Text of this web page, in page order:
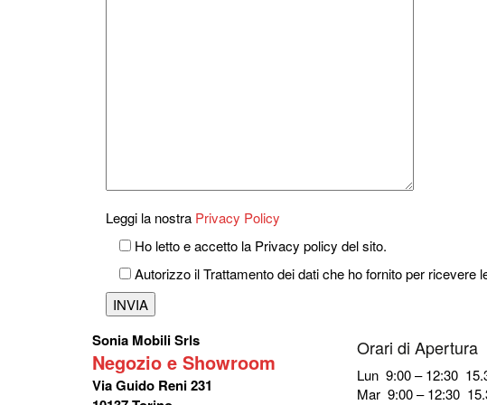
Leggi la nostra Privacy Policy
Ho letto e accetto la Privacy policy del sito.
Autorizzo il Trattamento dei dati che ho fornito per ricevere
Sonia Mobili Srls
Negozio e Showroom
Via Guido Reni 231
Orari di Apertura
Lun 9:00 – 12:30
Mar 9:00 – 12:30